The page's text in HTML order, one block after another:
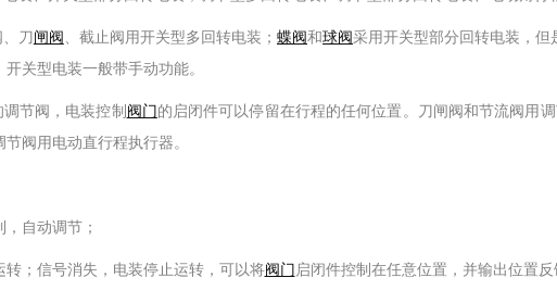
刀 闸阀 、截止阀用开关型多回转电装； 蝶阀和球阀 采用开关型部分回转电装，但
关型电装一般带手动功能。
节阀，电装控制 阀门 的启闭件可以停留在行程的任何位置。刀闸阀和节流阀用
阀用电动直行程执行器。
自动调节；
；信号消失，电装停止运转，可以将阀门 启闭件控制在任意位置，并输出位置反